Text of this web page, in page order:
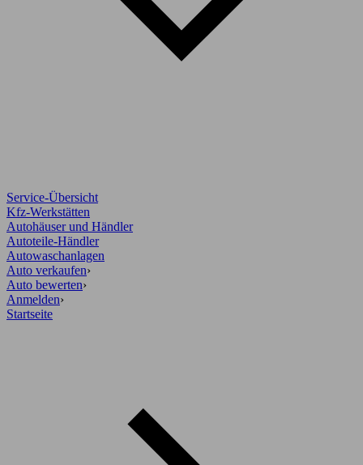
Service-Übersicht
Kfz-Werkstätten
Autohäuser und Händler
Autoteile-Händler
Autowaschanlagen
Auto verkaufen›
Auto bewerten›
Anmelden›
Startseite